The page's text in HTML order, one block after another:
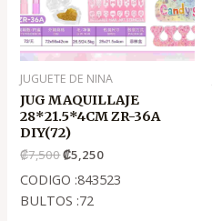
JUGUETE DE NINA
JUG MAQUILLAJE
28*21.5*4CM ZR-36A
DIY(72)
₡7,500₡5,250
CODIGO :843523
BULTOS :72